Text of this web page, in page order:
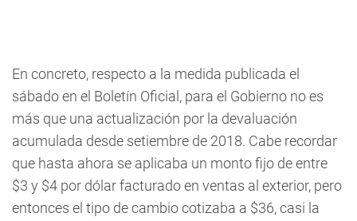
En concreto, respecto a la medida publicada el
sábado en el Boletín Oficial, para el Gobierno no es
más que una actualización por la devaluación
acumulada desde setiembre de 2018. Cabe recordar
que hasta ahora se aplicaba un monto fijo de entre
$3 y $4 por dólar facturado en ventas al exterior, pero
entonces el tipo de cambio cotizaba a $36, casi la